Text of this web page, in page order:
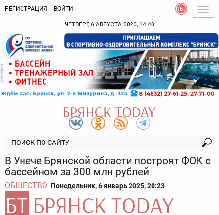
РЕГИСТРАЦИЯ ВОЙТИ
ЧЕТВЕРГ, 6 АВГУСТА 2026, 14:40
В Унече Брянской области построят ФОК с
бассейном за 300 млн рублей
ОБЩЕСТВО Понедельник, 6 январь 2025, 20:23